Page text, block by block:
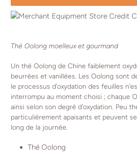
produit
Thé Oolong moelleux et gourmand
Un thé Oolong de Chine faiblement
beurrées et vanillées. Les Oolong sont
le processus d’oxydation des feuilles
interrompu au moment choisi ; chaque
ainsi selon son degré d’oxydation. Peu
particulièrement apaisants et peuvent
long de la journée.
Thé Oolong